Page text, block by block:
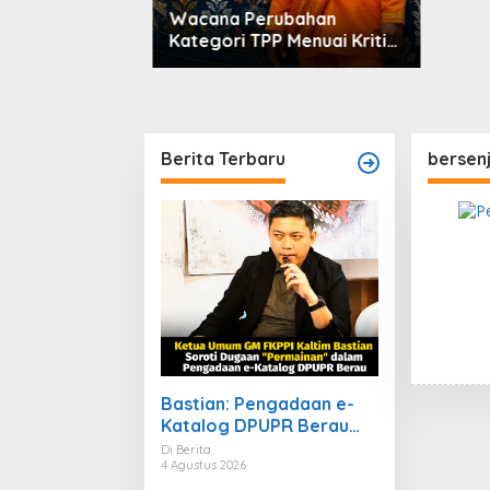
Wacana Perubahan
Kategori TPP Menuai Kritik,
Ketua Partai Buruh Kaltara
Berita Terbaru
Bastian: Pengadaan e-
Katalog DPUPR Berau
Harus Transparan,
Dugaan Permainan Tak
Di Berita
4 Agustus 2026